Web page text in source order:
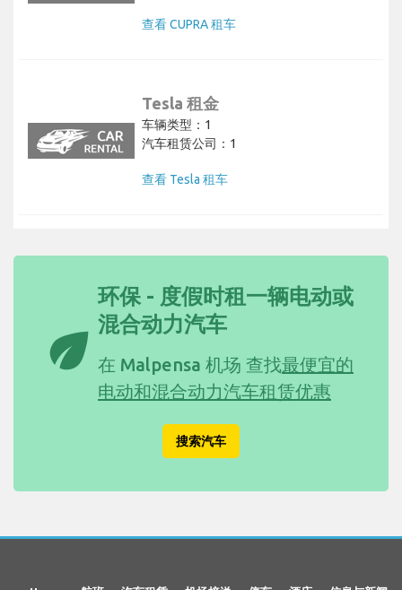
查看 CUPRA 租车
Tesla 租金
车辆类型：1
汽车租赁公司：1
查看 Tesla 租车
eco
环保 - 度假时租一辆电动或
混合动力汽车
在 Malpensa 机场 查找最便宜的
电动和混合动力汽车租赁优惠
搜索汽车